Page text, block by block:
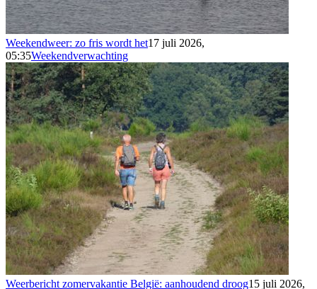
Weekendweer: zo fris wordt het17 juli 2026,
05:35Weekendverwachting
Weerbericht zomervakantie België: aanhoudend droog15 juli 2026,